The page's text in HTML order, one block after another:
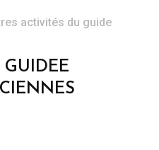
activités du guide
GUIDEE